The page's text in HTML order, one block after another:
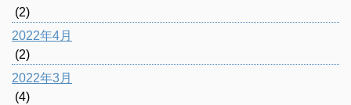
(2)
2022年4月
(2)
2022年3月
(4)